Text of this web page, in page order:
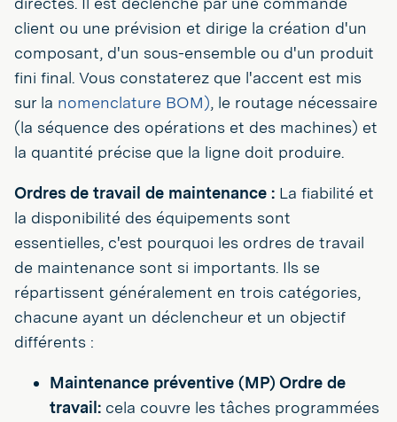
client ou une prévision et dirige la création d'un
composant, d'un sous-ensemble ou d'un produit
fini final. Vous constaterez que l'accent est mis
sur la nomenclature BOM), le routage nécessaire
(la séquence des opérations et des machines) et
la quantité précise que la ligne doit produire.
Ordres de travail de maintenance : La fiabilité et
la disponibilité des équipements sont
essentielles, c'est pourquoi les ordres de travail
de maintenance sont si importants. Ils se
répartissent généralement en trois catégories,
chacune ayant un déclencheur et un objectif
différents :
Maintenance préventive (MP) Ordre de
travail: cela couvre les tâches programmées